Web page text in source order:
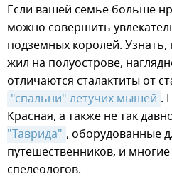
Если вашей семье больше
можно совершить
подземных королей.
жил на полуострове,
отличаются сталактиты от
"спальни" летучих мышей .
Красная, а также не так
"Таврида" , оборудованные
путешественников, и
спелеологов.